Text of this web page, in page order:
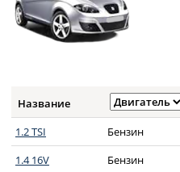
Название
1.2 TSI
Бензин
1.4 16V
Бензин